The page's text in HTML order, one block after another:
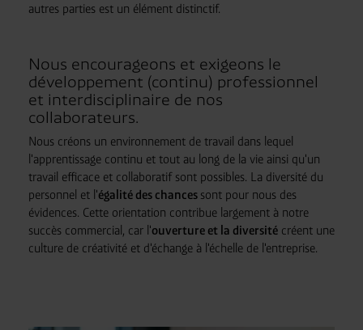
autres parties est un élément distinctif.
Nous encourageons et exigeons le
développement (continu) professionnel
et interdisciplinaire de nos
collaborateurs.
Nous créons un environnement de travail dans lequel
l'apprentissage continu et tout au long de la vie ainsi qu'un
travail efficace et collaboratif sont possibles. La diversité du
personnel et l'égalité des chances sont pour nous des
évidences. Cette orientation contribue largement à notre
succès commercial, car l'ouverture et la diversitécréent une
culture de créativité et d'échange à l'échelle de l'entreprise.